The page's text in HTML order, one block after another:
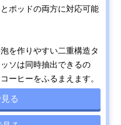
ポッドの両方に対応可能
を作りやすい二重構造タ
ソは同時抽出できるの
ーヒーをふるまえます。
る